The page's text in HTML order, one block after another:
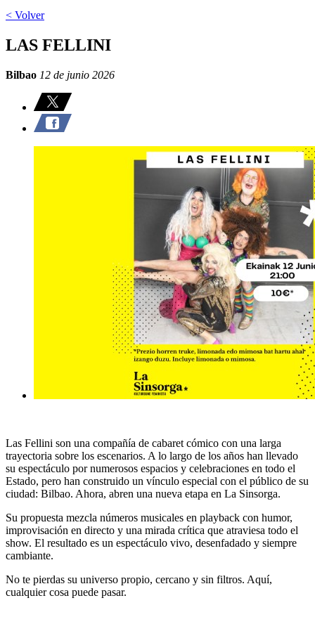
< Volver
LAS FELLINI
Bilbao 12 de junio 2026
Las Fellini son una compañía de cabaret cómico con una larga
trayectoria sobre los escenarios. A lo largo de los años han llevado
su espectáculo por numerosos espacios y celebraciones en todo el
Estado, pero han construido un vínculo especial con el público de su
ciudad: Bilbao. Ahora, abren una nueva etapa en La Sinsorga.
Su propuesta mezcla números musicales en playback con humor,
improvisación en directo y una mirada crítica que atraviesa todo el
show. El resultado es un espectáculo vivo, desenfadado y siempre
cambiante.
No te pierdas su universo propio, cercano y sin filtros. Aquí,
cualquier cosa puede pasar.